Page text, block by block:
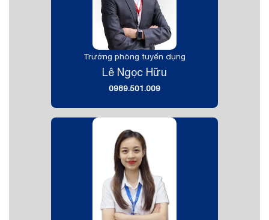
Trưởng phòng tuyển dụng
Lê Ngọc Hữu
0989.501.009